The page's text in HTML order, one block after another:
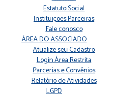
Estatuto Social
Instituições Parceiras
Fale conosco
ÁREA DO ASSOCIADO
Atualize seu Cadastro
Login Área Restrita
Parcerias e Convênios
Relatório de Atividades
LGPD